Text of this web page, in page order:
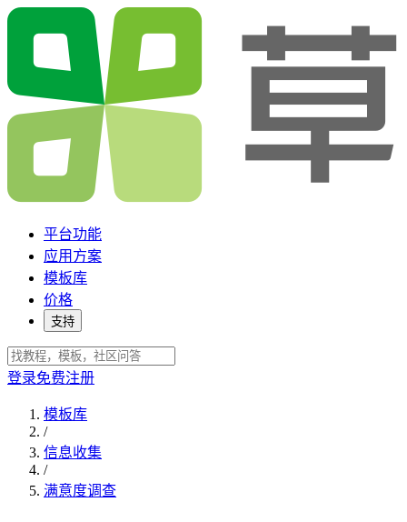
平台功能
应用方案
模板库
价格
支持
登录免费注册
模板库
/
信息收集
/
满意度调查